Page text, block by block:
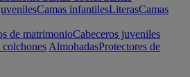
Camas infantilesLiterasCamas
de matrimonioCabeceros juveniles
AlmohadasProtectores de